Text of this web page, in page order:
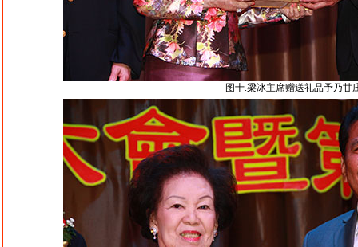
图十.梁冰主席赠送礼品予乃甘